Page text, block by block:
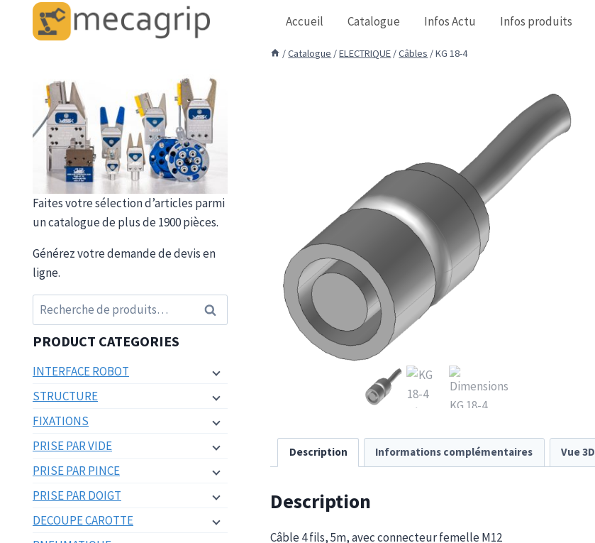
Accueil Catalogue Infos Actu Infos produits
/Catalogue /ELECTRIQUE /Câbles /KG 18-4
Description Informations complémentaires Vue 3D
Description
Câble 4 fils, 5m, avec connecteur femelle M12
Faites votre sélection d’articles parmi
un catalogue de plus de 1900 pièces.
Générez votre demande de devis en
ligne.
Recherche
pour :
Recherche
PRODUCT CATEGORIES
INTERFACE ROBOT
STRUCTURE
FIXATIONS
PRISE PAR VIDE
PRISE PAR PINCE
PRISE PAR DOIGT
DECOUPE CAROTTE